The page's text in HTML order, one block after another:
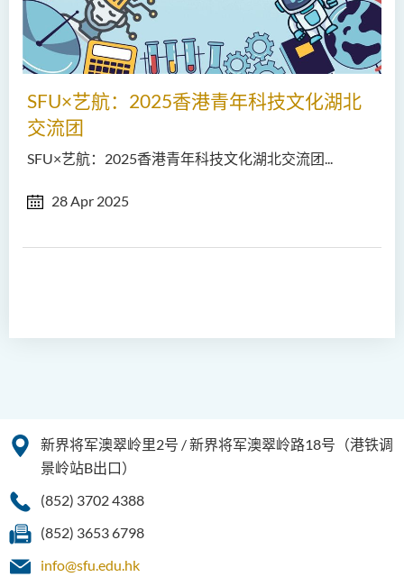
SFU×艺航：2025香港青年科技文化湖北
交流团
SFU×艺航：2025香港青年科技文化湖北交流团...
28 Apr 2025
新界将军澳翠岭里2号 / 新界将军澳翠岭路18号（港铁调
景岭站B出口）
(852) 3702 4388
(852) 3653 6798
info@sfu.edu.hk